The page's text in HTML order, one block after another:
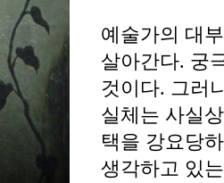
예술가의 대
살아간다. 궁
것이다. 그러
실체는 사실
택을 강요당
생각하고 있